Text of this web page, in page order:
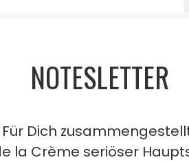
NOTESLETTER
Für Dich
la Crème seriöser